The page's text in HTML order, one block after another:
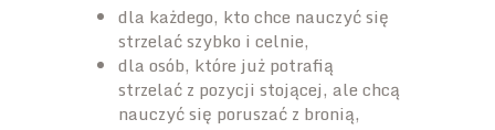
dla każdego, kto chce nauczyć się
strzelać szybko i celnie,
dla osób, które już potrafią
strzelać z pozycji stojącej, ale chcą
nauczyć się poruszać z bronią,